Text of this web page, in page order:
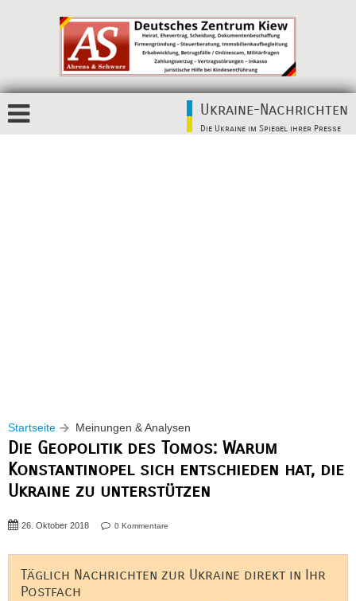
Ukraine-Nachrichten
Die Ukraine im Spiegel ihrer Presse
Startseite Meinungen & Analysen
Die Geopolitik des Tomos: Warum
Konstantinopel sich entschieden hat, die
Ukraine zu unterstützen
26. Oktober 2018 0 Kommentare
Täglich Nachrichten zur Ukraine direkt in Ihr
Postfach